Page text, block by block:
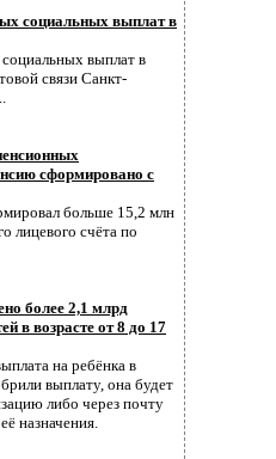
социальных выплат в
выплат в
связи Санкт-
сформировано с
больше 15,2 млн
лицевого счёта по
более 2,1 млрд
в возрасте от 8 до 17
на ребёнка в
выплату, она будет
либо через почту
назначения.